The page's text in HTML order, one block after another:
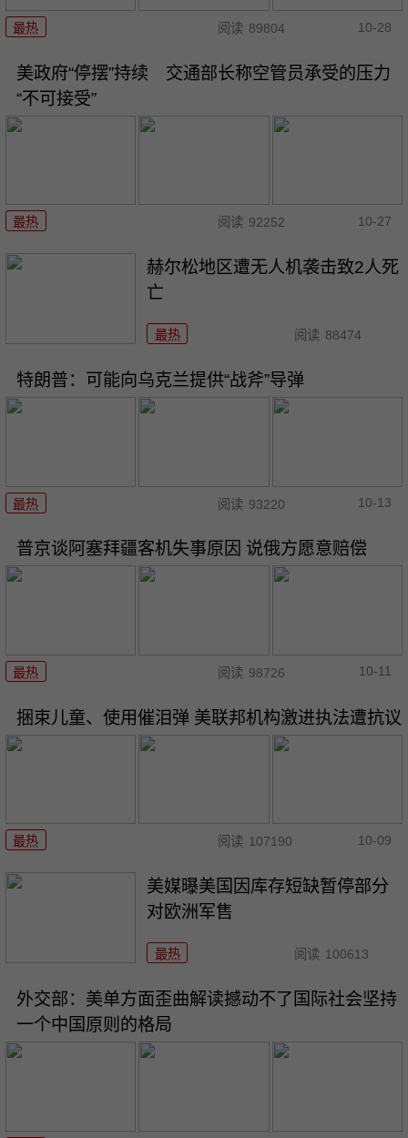
最热 阅读 89804 10-28
美政府“停摆”持续 交通部长称空管员承受的压力
“不可接受”
最热 阅读 92252 10-27
赫尔松地区遭无人机袭击致2人死
亡
最热 阅读 88474
特朗普：可能向乌克兰提供“战斧”导弹
最热 阅读 93220 10-13
普京谈阿塞拜疆客机失事原因 说俄方愿意赔偿
最热 阅读 98726 10-11
捆束儿童、使用催泪弹 美联邦机构激进执法遭抗议
最热 阅读 107190 10-09
美媒曝美国因库存短缺暂停部分
对欧洲军售
最热 阅读 100613
外交部：美单方面歪曲解读撼动不了国际社会坚持
一个中国原则的格局